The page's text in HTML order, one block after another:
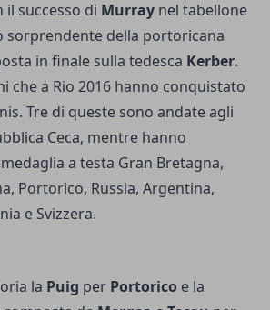
il successo di Murray nel tabellone
sorprendente della portoricana
in finale sulla tedesca Kerber.
che a Rio 2016 hanno conquistato
Tre di queste sono andate agli
Ceca, mentre hanno
a testa Gran Bretagna,
Portorico, Russia, Argentina,
e Svizzera.
la Puig per Portorico e la